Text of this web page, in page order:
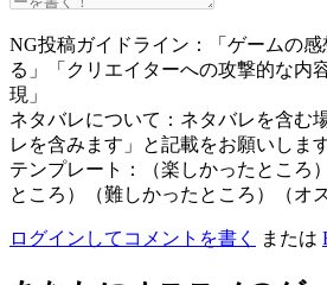
NG投稿ガイドライン：「ゲームの
る」「クリエイターへの攻撃的な内
現」
ネタバレについて：ネタバレを含む
レを含みます」と記載をお願いします
テンプレート：（楽しかったところ
ところ）（難しかったところ）（オ
ログインしてコメントを書く または